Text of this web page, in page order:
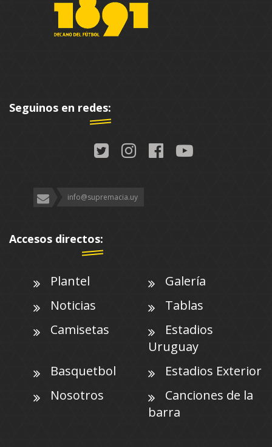
Seguinos en redes:
info@supremacia.uy
Accesos directos:
Plantel
Galería
Noticias
Tablas
Camisetas
Estadios
Uruguay
Basquetbol
Estadios Exterior
Nosotros
Canciones de la
barra